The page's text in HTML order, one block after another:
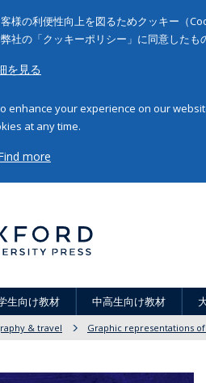
様の利便性向上を図るためクッキー（
社の「クッキーポリシー」に同意した
を見る
enhance your experience on our
at any time.
more
生向け教材 中高生向け教材
& travel Graphic representations